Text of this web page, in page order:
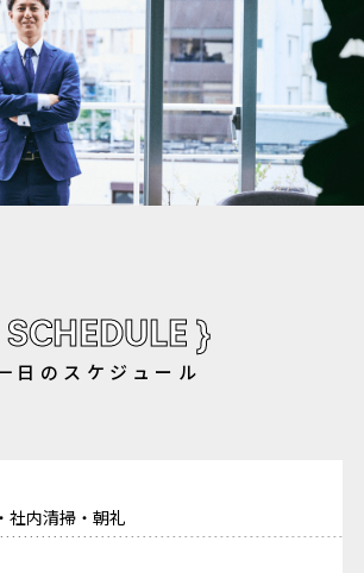
}
⽇のスケジュール
社内清掃・朝礼